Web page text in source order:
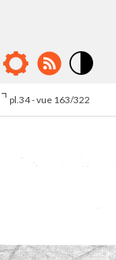
élévé
pl.34 - vue 163/322